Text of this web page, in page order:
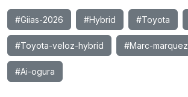
#Giias-2026 #Hybrid #Toyota
#Toyota-veloz-hybrid #Marc-marquez
#Ai-ogura